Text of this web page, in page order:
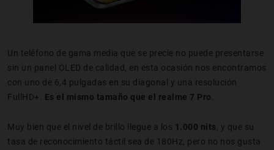
Un teléfono de gama media que se precie no puede presentarse
sin un panel OLED de calidad, en esta ocasión nos encontramos
con uno de 6,4 pulgadas en su diagonal y una resolución
FullHD+. Es el mismo tamaño que el realme 7 Pro
Muy bien que el nivel de brillo llegue a los 1.000 nits , y que su
tasa de reconocimiento táctil sea de 180Hz, pero no nos gusta